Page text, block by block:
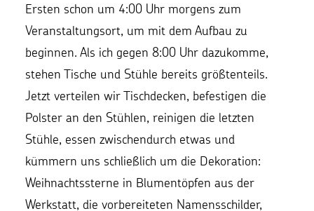
Ersten schon um 4:00 Uhr morgens zum
Veranstaltungsort, um mit dem Aufbau zu
beginnen. Als ich gegen 8:00 Uhr dazukomme,
stehen Tische und Stühle bereits größtenteils.
Jetzt verteilen wir Tischdecken, befestigen die
Polster an den Stühlen, reinigen die letzten
Stühle, essen zwischendurch etwas und
kümmern uns schließlich um die Dekoration:
Weihnachtssterne in Blumentöpfen aus der
Werkstatt, die vorbereiteten Namensschilder,